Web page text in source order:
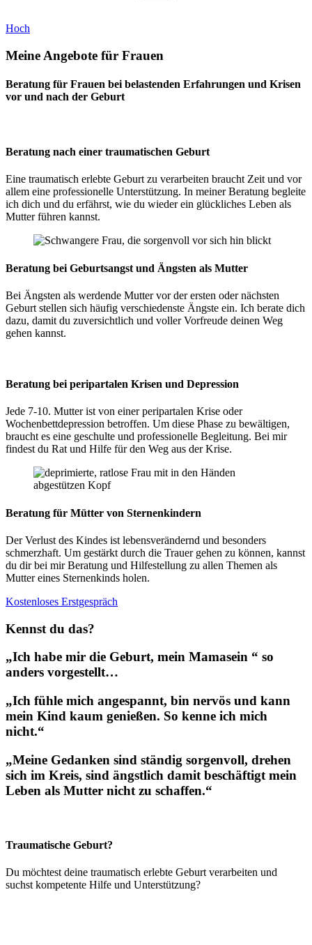
Hoch
MeineAngebote für Frauen
Beratung für Frauen bei belastenden Erfahrungen und Krisen
vor und nach der Geburt
Beratung nach einer traumatischen Geburt
Eine traumatisch erlebte Geburt zu verarbeiten braucht Zeit und vor
allem eine professionelle Unterstützung. In meiner Beratung begleite
ich dich und du erfährst, wie du wieder ein glückliches Leben als
Mutter führen kannst.
Beratung bei Geburtsangst und Ängsten als Mutter
Bei Ängsten als werdende Mutter vor der ersten oder nächsten
Geburt stellen sich häufig verschiedenste Ängste ein. Ich berate dich
dazu, damit du zuversichtlich und voller Vorfreude deinen Weg
gehen kannst.
Beratung bei peripartalen Krisen und Depression
Jede 7-10. Mutter ist von einer peripartalen Krise oder
Wochenbettdepression betroffen. Um diese Phase zu bewältigen,
braucht es eine geschulte und professionelle Begleitung. Bei mir
findest du Rat und Hilfe für den Weg aus der Krise.
Beratung für Mütter von Sternenkindern
Der Verlust des Kindes ist lebensverändernd und besonders
schmerzhaft. Um gestärkt durch die Trauer gehen zu können, kannst
du dir bei mir Beratung und Hilfestellung zu allen Themen als
Mutter eines Sternenkinds holen.
Kostenloses Erstgespräch
Kennst du das?
„Ich habe mir die Geburt, mein Mamasein “ so
anders vorgestellt…
„Ich fühle mich angespannt, bin nervös und kann
mein Kind kaum genießen. So kenne ich mich
nicht.“
„Meine Gedanken sind ständig sorgenvoll, drehen
sich im Kreis, sind ängstlich damit beschäftigt mein
Leben als Mutter nicht zu schaffen.“
Traumatische Geburt?
Du möchtest deine traumatisch erlebte Geburt verarbeiten und
suchst kompetente Hilfe und Unterstützung?